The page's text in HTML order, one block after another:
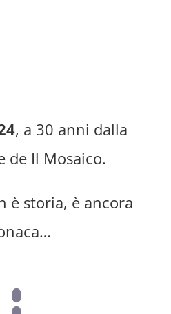
, a 30 anni dalla
de Il Mosaico.
è storia, è ancora